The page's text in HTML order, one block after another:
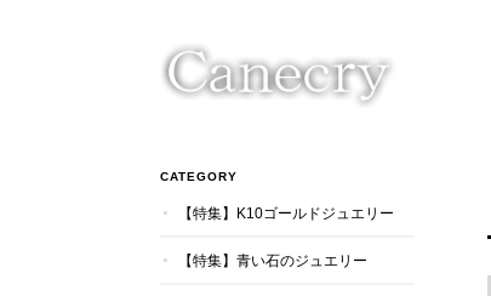
CATEGORY
【特集】K10ゴールドジュエリー
【特集】青い石のジュエリー